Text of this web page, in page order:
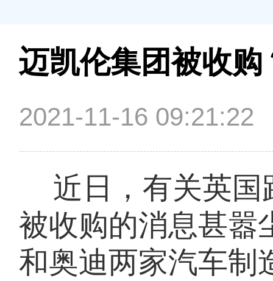
迈凯伦集团被收
2021-11-16 09:21:22
近日，有关英
被收购的消息甚嚣
和奥迪两家汽车制